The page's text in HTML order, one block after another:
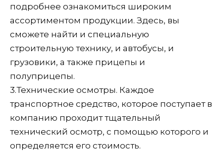
подробнее ознакомиться широким
ассортиментом продукции. Здесь, вы
сможете найти и специальную
строительную технику, и автобусы, и
грузовики, а также прицепы и
полуприцепы.
3.Технические осмотры. Каждое
транспортное средство, которое поступает в
компанию проходит тщательный
технический осмотр, с помощью которого и
определяется его стоимость.